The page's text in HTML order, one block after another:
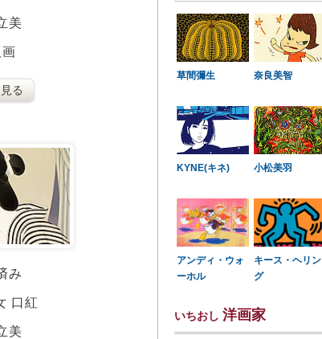
美
る
み
口紅
美
草間彌生 奈良美智
KYNE(キネ) 小松美羽
アンディ・ウォ
ーホル
キース・ヘリン
グ
いちおし 洋画家